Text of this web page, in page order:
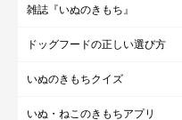
雑誌『いぬのきもち』
ドッグフードの正しい選び方
いぬのきもちクイズ
いぬ・ねこのきもちアプリ